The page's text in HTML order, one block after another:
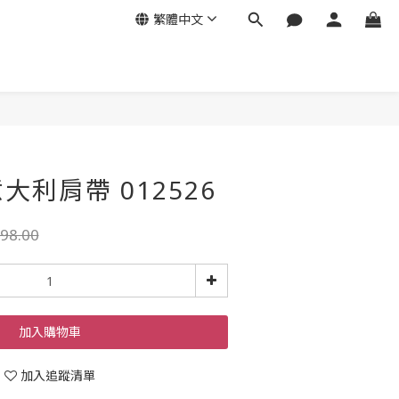
繁體中文
利肩帶 012526
加入購物車
加入追蹤清單